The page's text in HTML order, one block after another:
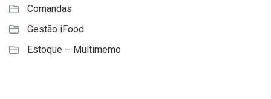
Comandas
Gestão iFood
Estoque – Multimemo